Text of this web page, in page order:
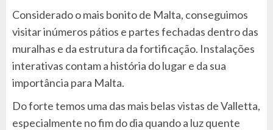
Considerado o mais bonito de Malta, conseguimos
visitar inúmeros pátios e partes fechadas dentro das
muralhas e da estrutura da fortificação. Instalações
interativas contam a história do lugar e da sua
importância para Malta.
Do forte temos uma das mais belas vistas de Valletta,
especialmente no fim do dia quando a luz quente